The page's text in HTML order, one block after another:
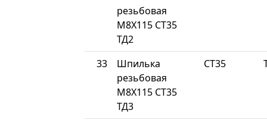
резьбовая
М8Х115 СТ35
ТД2
33
Шпилька
резьбовая
М8Х115 СТ35
ТД3
СТ35